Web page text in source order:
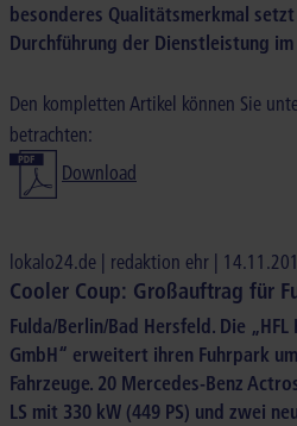
besonderes Qualitätsmerkmal
Durchführung der Dienstleistung
Den kompletten Artikel können Sie
betrachten:
Download
lokalo24.de | redaktion ehr |
Cooler Coup: Großauftrag für
Fulda/Berlin/Bad Hersfeld. Die
GmbH“ erweitert ihren Fuhrpark
Fahrzeuge. 20 Mercedes-Benz
LS mit 330 kW (449 PS) und zwei